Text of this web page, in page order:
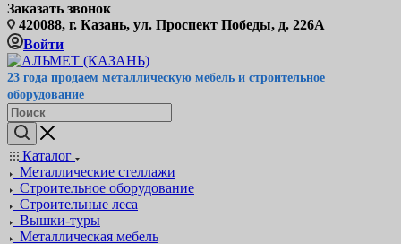
Заказать звонок
420088, г. Казань, ул. Проспект Победы, д. 226А
Войти
23 года продаем металлическую мебель и строительное
оборудование
Каталог
Металлические стеллажи
Строительное оборудование
Строительные леса
Вышки-туры
Металлическая мебель